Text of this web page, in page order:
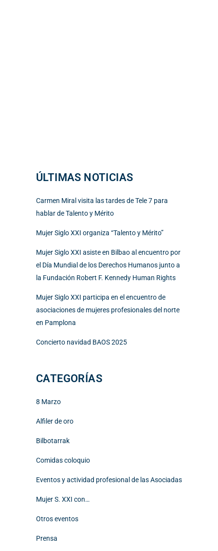
ÚLTIMAS NOTICIAS
Carmen Miral visita las tardes de Tele 7 para
hablar de Talento y Mérito
Mujer Siglo XXI organiza “Talento y Mérito”
Mujer Siglo XXI asiste en Bilbao al encuentro por
el Día Mundial de los Derechos Humanos junto a
la Fundación Robert F. Kennedy Human Rights
Mujer Siglo XXI participa en el encuentro de
asociaciones de mujeres profesionales del norte
en Pamplona
Concierto navidad BAOS 2025
CATEGORÍAS
8 Marzo
Alfiler de oro
Bilbotarrak
Comidas coloquio
Eventos y actividad profesional de las Asociadas
Mujer S. XXI con…
Otros eventos
Prensa